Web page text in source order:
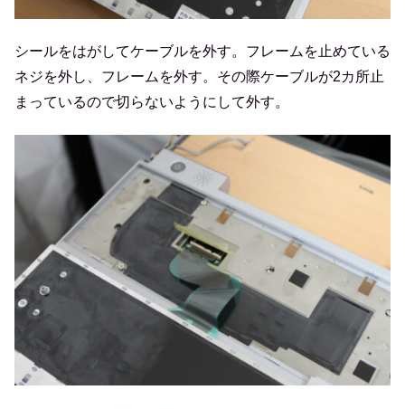
シールをはがしてケーブルを外す。フレームを止めている
ネジを外し、フレームを外す。その際ケーブルが2カ所止
まっているので切らないようにして外す。